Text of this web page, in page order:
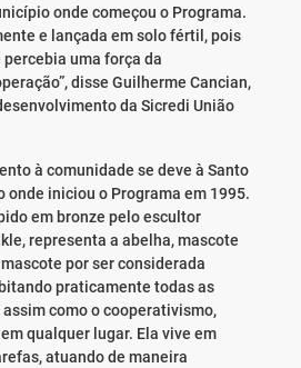
onde começou o Programa.
e lançada em solo fértil, pois
uma força da
disse Guilherme Cancian,
da Sicredi União
à comunidade se deve à Santo
onde iniciou o Programa em 1995.
em bronze pelo escultor
representa a abelha, mascote
por ser considerada
praticamente todas as
como o cooperativismo,
qualquer lugar. Ela vive em
atuando de maneira